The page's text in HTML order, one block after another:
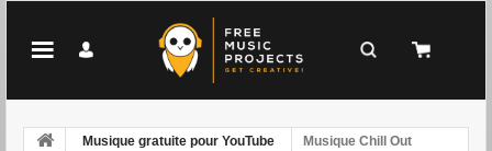
Musique gratuite pour YouTube
Musique Chill Out